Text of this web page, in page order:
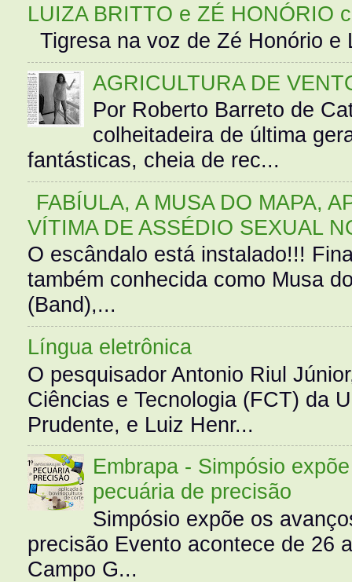
LUIZA BRITTO e ZÉ HONÓRIO
Tigresa na voz de Zé Honório
AGRICULTURA DE
Por Roberto Barreto de
colheitadeira de última
fantásticas, cheia de rec...
FABÍULA, A MUSA DO MAPA,
VÍTIMA DE ASSÉDIO SEXUAL
O escândalo está instalado!!!
também conhecida como Musa
(Band),...
Língua eletrônica
O pesquisador Antonio Riul
Ciências e Tecnologia (FCT) da
Prudente, e Luiz Henr...
Embrapa - Simpósio
pecuária de precisão
Simpósio expõe os
precisão Evento acontece de 26
Campo G...